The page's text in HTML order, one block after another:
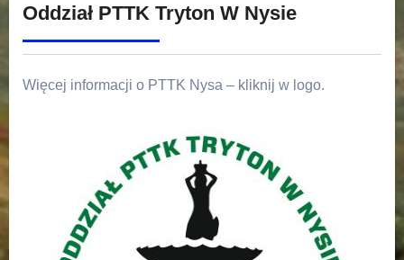
Oddział PTTK Tryton W Nysie
Więcej informacji o PTTK Nysa – kliknij w logo.